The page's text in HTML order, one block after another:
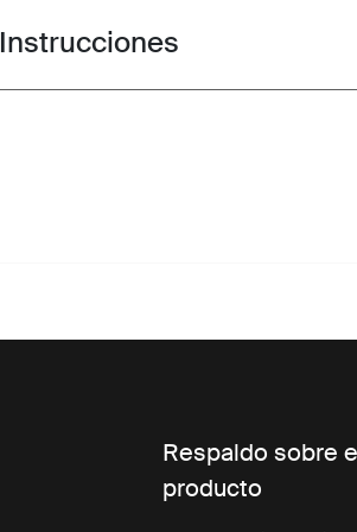
Toggle guides and instructions
Instrucciones
Respaldo sobre
producto